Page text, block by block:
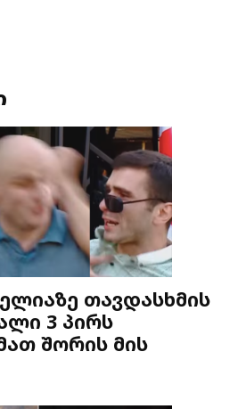
თავდასხმის
3 პირს
შორის მის